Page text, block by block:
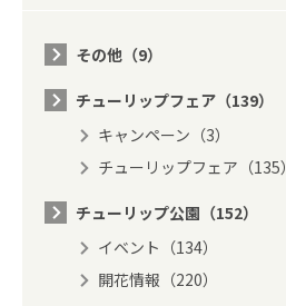
その他（9）
チューリップフェア（139）
キャンペーン（3）
チューリップフェア（135）
チューリップ公園（152）
イベント（134）
開花情報（220）